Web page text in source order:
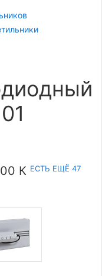
ССдУ 01 Флагман 20
К ЕСТЬ ЕЩЁ 47